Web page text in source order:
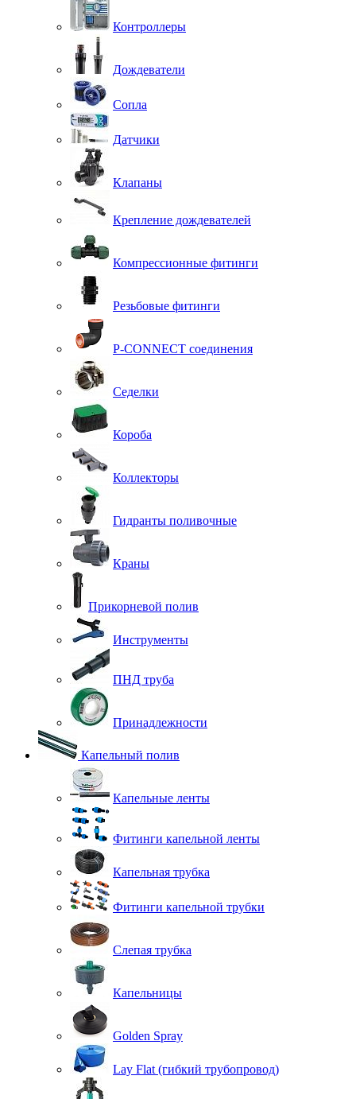
Контроллеры
Дождеватели
Сопла
Датчики
Клапаны
Крепление дождевателей
Компрессионные фитинги
Резьбовые фитинги
P-CONNECT соединения
Седелки
Короба
Коллекторы
Гидранты поливочные
Краны
Прикорневой полив
Инструменты
ПНД труба
Принадлежности
Капельный полив
Капельные ленты
Фитинги капельной ленты
Капельная трубка
Фитинги капельной трубки
Слепая трубка
Капельницы
Golden Spray
Lay Flat (гибкий трубопровод)